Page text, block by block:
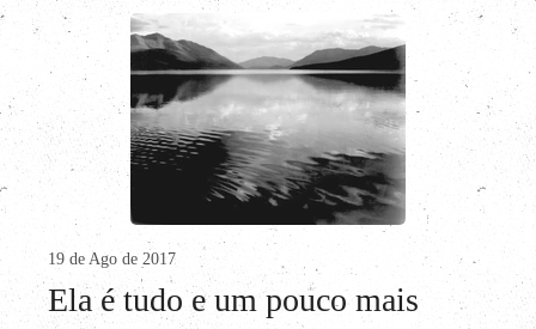
19 de Ago de 2017
Ela é tudo e um pouco mais